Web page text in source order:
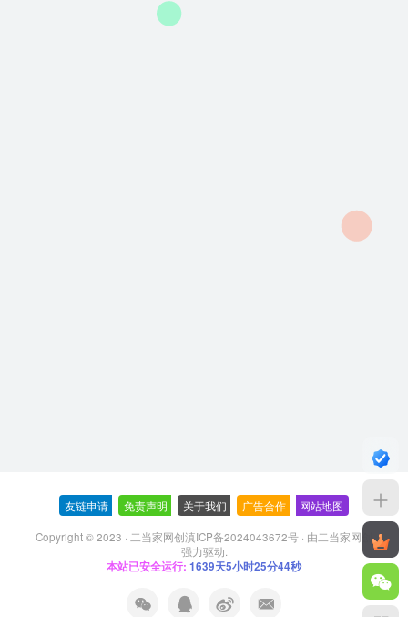
友链申请 免责声明 关于我们 广告合作 网站地图
Copyright © 2023 · 二当家网创滇ICP备2024043672号 · 由二当家网创
强力驱动.
本站已安全运行: 1639天5小时25分44秒